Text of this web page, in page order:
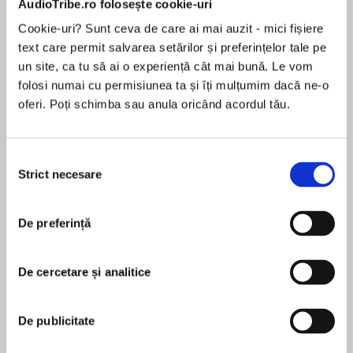
AudioTribe.ro folosește cookie-uri
Cookie-uri? Sunt ceva de care ai mai auzit - mici fișiere
text care permit salvarea setărilor și preferințelor tale pe
un site, ca tu să ai o experiență cât mai bună. Le vom
folosi numai cu permisiunea ta și îți mulțumim dacă ne-o
oferi. Poți schimba sau anula oricând acordul tău.
consimțământului
Strict necesare
De preferință
De cercetare și analitice
De publicitate
Desprecarte
The new novel by Luke Delaney, ex-Met
detective and author of the terrifyingly
Stuart MacBride.
Danger lurks on every corner. But the threat
comes from within.
Tasked with cleaning up the notorious Grove
Wood Estate, Sergeant Jack King is determined
to rise to the challenge. But it’s not just drug
dealers and petty thugs his team have to worry
pentru această carte
Luke Delaney joined the Metropolitan Police